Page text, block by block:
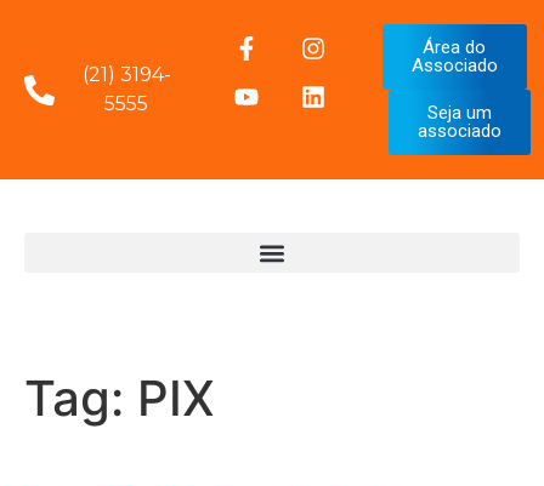
(21) 3194-
5555
Área do
Associado
Seja um
associado
Tag: PIX